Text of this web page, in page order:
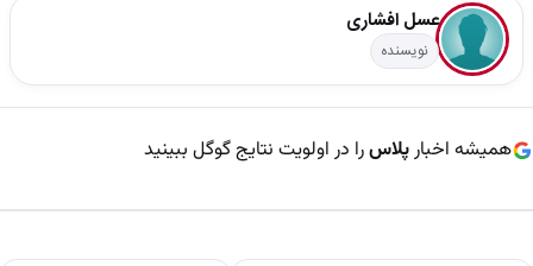
عسل افشاری
نویسنده
همیشه اخبارپلاسرا در اولویت نتایج گوگل ببینید